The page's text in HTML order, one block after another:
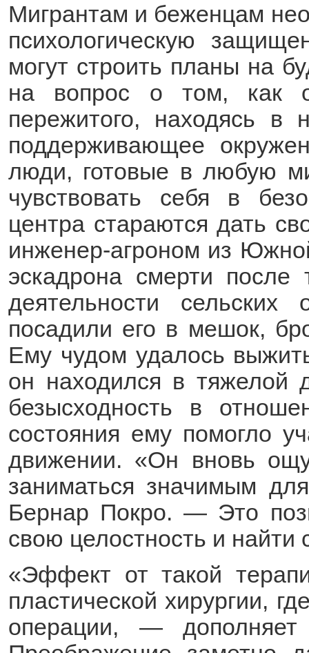
Мигрантам и беженцам
психологическую
могут строить планы на
на вопрос о том, как
пережитого, находясь
поддерживающее
люди, готовые в любую
чувствовать себя в
центра стараются дать
инженер-агроном из
эскадрона смерти после
деятельности
посадили его в мешок,
Ему чудом удалось
он находился в тяжелой
безысходность в
состояния ему помогло
движении. «Он вновь
заниматься значимым
Бернар Покро. — Это
свою целостность и
«Эффект от такой
пластической хирургии,
операции, —